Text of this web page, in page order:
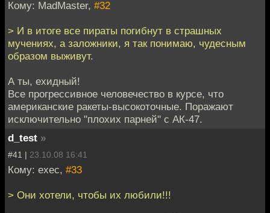
Кому: MadMaster, #32
> И в итоге все пираты погибнут в страшных
мучениях, а заложники, я так понимаю, чудесным
образом выживут.
А ты, ехидный!
Все прогрессивное человечество в курсе, что
американские ракеты-высокоточные. Поражают
исключительно "плохих парней" с АК-47.
d_test »
#41 | 23.10.08 16:41
Кому: exec, #33
> Они хотели, чтобы их любили!!!